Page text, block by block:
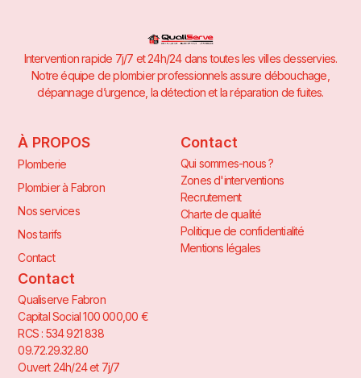
Intervention rapide 7j/7 et 24h/24 dans toutes les villes desservies.
Notre équipe de plombier professionnels assure débouchage,
dépannage d’urgence, la détection et la réparation de fuites.
À PROPOS
Plomberie
Plombier à Fabron
Nos services
Nos tarifs
Contact
Contact
Qui sommes-nous ?
Zones d'interventions
Recrutement
Charte de qualité
Politique de confidentialité
Mentions légales
Contact
Qualiserve Fabron
Capital Social 100 000,00 €
RCS : 534 921 838
09.72.29.32.80
Ouvert 24h/24 et 7j/7